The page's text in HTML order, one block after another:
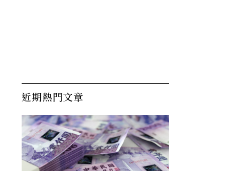
近期熱門文章